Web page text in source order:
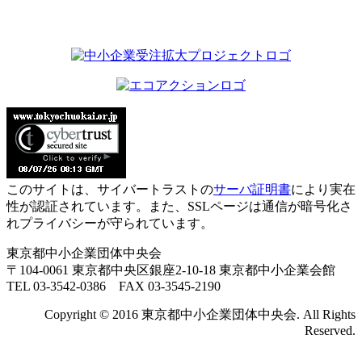
このサイトは、サイバートラストのサーバ証明書により実在
性が認証されています。また、SSLページは通信が暗号化さ
れプライバシーが守られています。
東京都中小企業団体中央会
〒104-0061 東京都中央区銀座2-10-18 東京都中小企業会館
TEL 03-3542-0386 FAX 03-3545-2190
Copyright © 2016 東京都中小企業団体中央会. All Rights
Reserved.